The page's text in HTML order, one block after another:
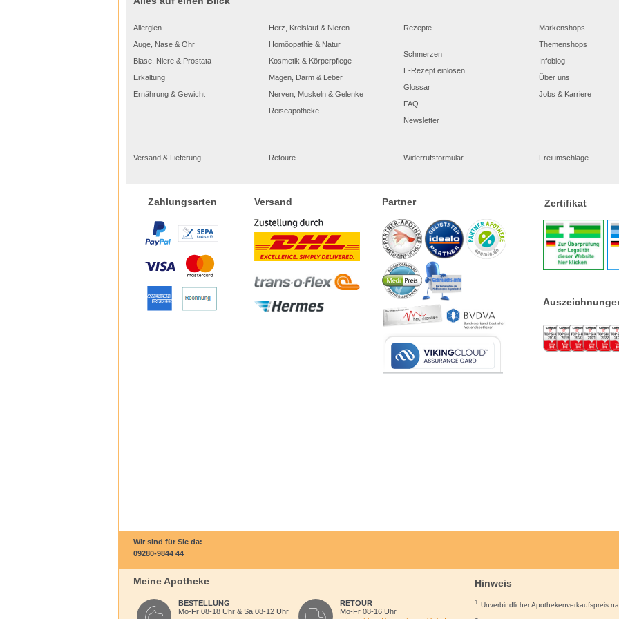
Allergien
Auge, Nase & Ohr
Blase, Niere & Prostata
Erkältung
Ernährung & Gewicht
Herz, Kreislauf & Nieren
Homöopathie & Natur
Kosmetik & Körperpflege
Magen, Darm & Leber
Nerven, Muskeln & Gelenke
Reiseapotheke
Rezepte
Schmerzen
E-Rezept einlösen
Glossar
FAQ
Newsletter
Markenshops
Themenshops
Infoblog
Über uns
Jobs & Karriere
Versand & Lieferung Retoure Widerrufsformular Freiumschläge
Zahlungsarten Versand Partner Zertifikat
Wir sind für Sie da:
09280-9844 44
Meine Apotheke
BESTELLUNG
Mo-Fr 08-18 Uhr & Sa 08-12 Uhr
RETOUR
Mo-Fr 08-16 Uhr
Hinweis
1 Unverbindlicher Apothekenverkaufspreis